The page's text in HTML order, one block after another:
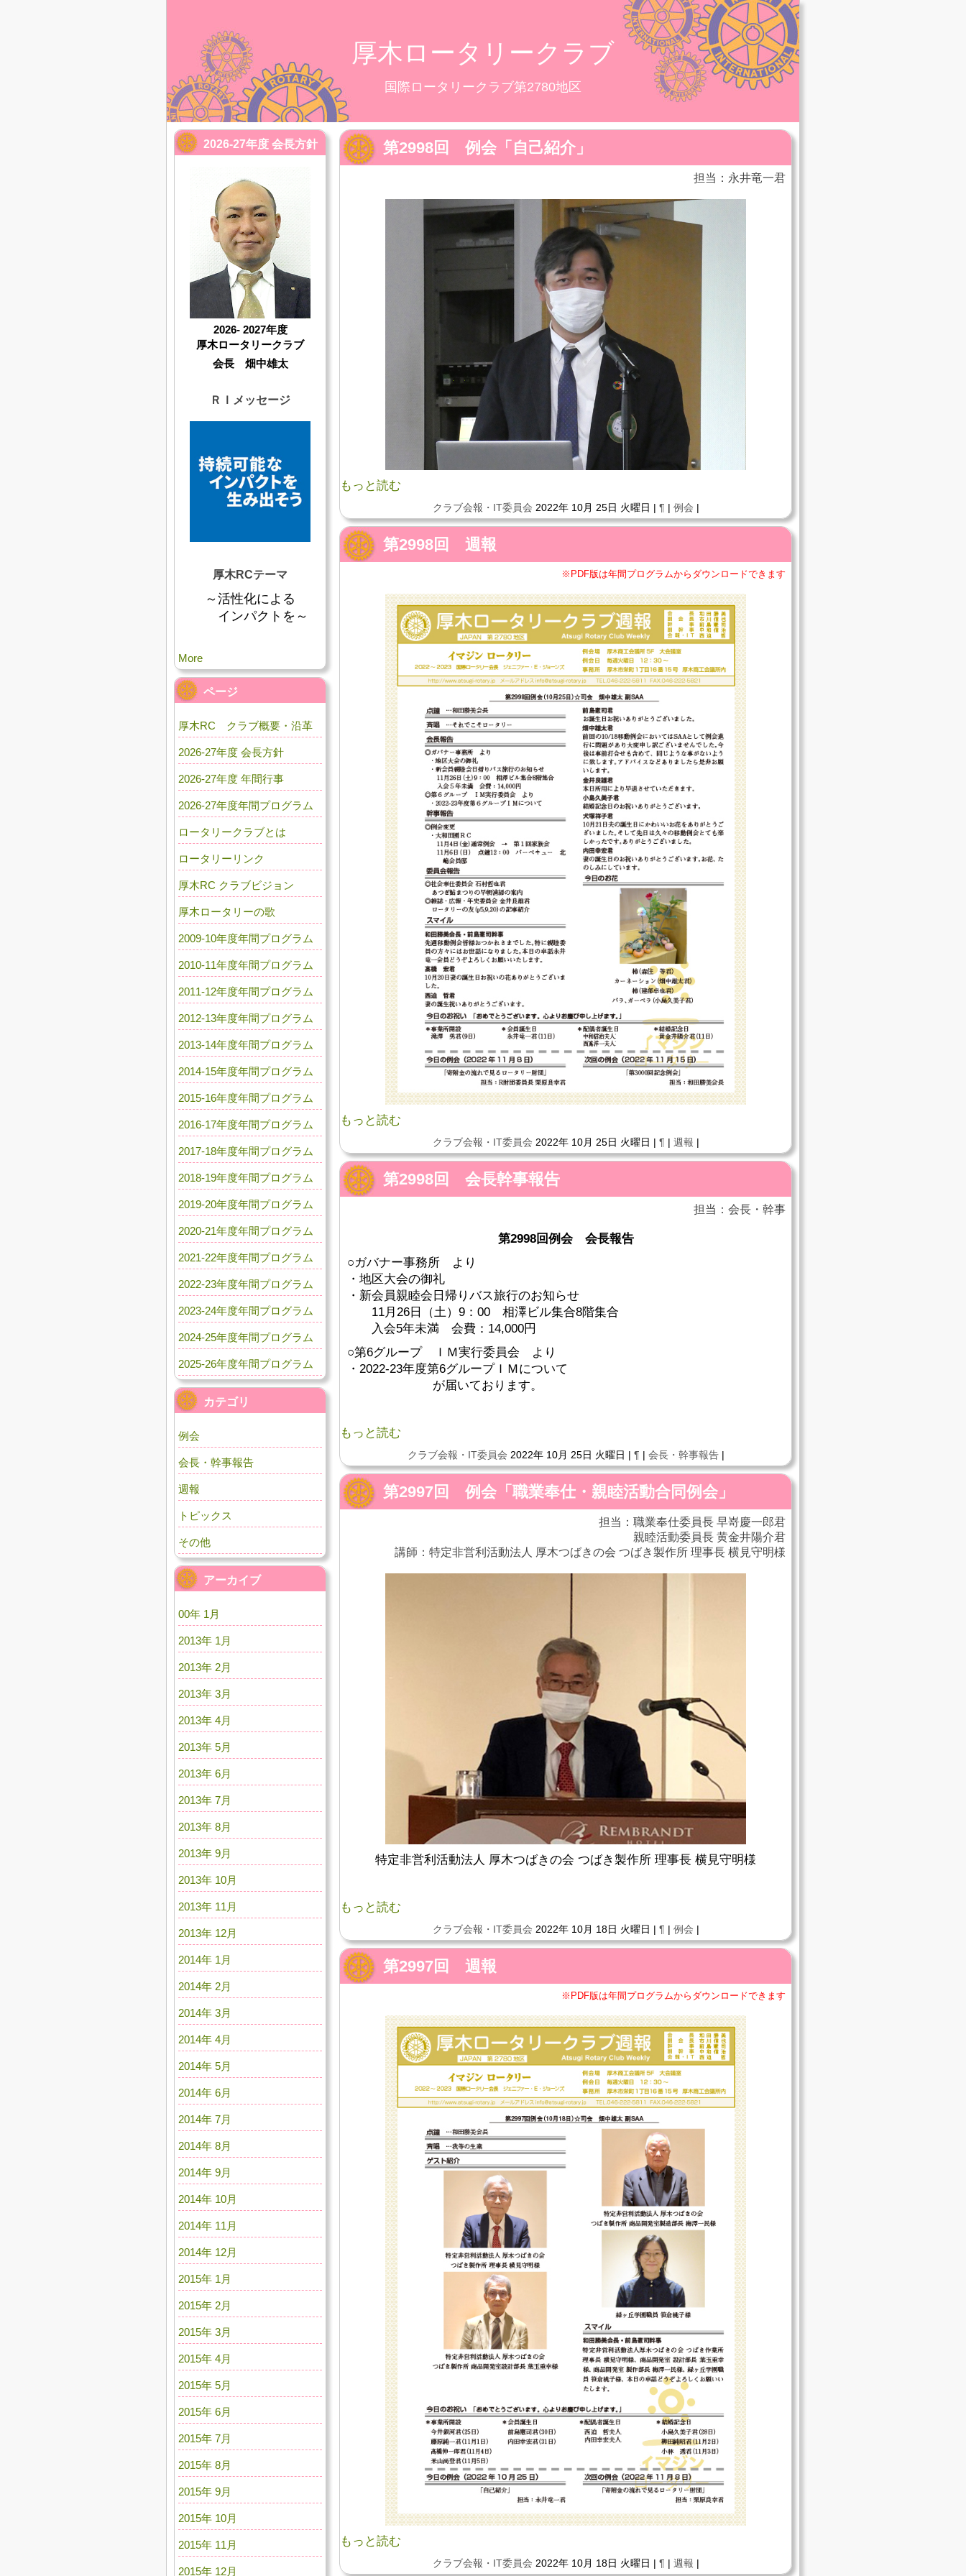
厚木ロータリークラブ
国際ロータリークラブ第2780地区
第2998回 例会「自己紹介」
担当：永井竜一君
もっと読む
クラブ会報・IT委員会 2022年 10月 25日 火曜日 | ¶ | 例会 |
第2998回 週報
※PDF版は年間プログラムからダウンロードできます
もっと読む
クラブ会報・IT委員会 2022年 10月 25日 火曜日 | ¶ | 週報 |
第2998回 会長幹事報告
担当：会長・幹事
第2998回例会 会長報告
○ガバナー事務所 より
・地区大会の御礼
・新会員親睦会日帰りバス旅行のお知らせ
11月26日（土）9：00 相澤ビル集合8階集合
入会5年未満 会費：14,000円
○第6グループ ＩＭ実行委員会 より
・2022-23年度第6グループＩＭについて
が届いております。
もっと読む
クラブ会報・IT委員会 2022年 10月 25日 火曜日 | ¶ | 会長・幹事報告|
第2997回 例会「職業奉仕・親睦活動合同例会」
担当：職業奉仕委員長 早嵜慶一郎君
親睦活動委員長 黄金井陽介君
講師：特定非営利活動法人 厚木つばきの会 つばき製作所 理事長 横見守明様
特定非営利活動法人 厚木つばきの会 つばき製作所 理事長 横見守明様
もっと読む
クラブ会報・IT委員会 2022年 10月 18日 火曜日 | ¶ | 例会 |
第2997回 週報
※PDF版は年間プログラムからダウンロードできます
もっと読む
クラブ会報・IT委員会 2022年 10月 18日 火曜日 | ¶ | 週報 |
2026-27年度 会長方針
2026- 2027年度
厚木ロータリークラブ
会長 畑中雄太
ＲＩメッセージ
厚木RCテーマ
～活性化による
インパクトを～
More
ページ
厚木RC クラブ概要・沿革
2026-27年度 会長方針
2026-27年度 年間行事
2026-27年度年間プログラム
ロータリークラブとは
ロータリーリンク
厚木RC クラブビジョン
厚木ロータリーの歌
2009-10年度年間プログラム
2010-11年度年間プログラム
2011-12年度年間プログラム
2012-13年度年間プログラム
2013-14年度年間プログラム
2014-15年度年間プログラム
2015-16年度年間プログラム
2016-17年度年間プログラム
2017-18年度年間プログラム
2018-19年度年間プログラム
2019-20年度年間プログラム
2020-21年度年間プログラム
2021-22年度年間プログラム
2022-23年度年間プログラム
2023-24年度年間プログラム
2024-25年度年間プログラム
2025-26年度年間プログラム
カテゴリ
例会
会長・幹事報告
週報
トピックス
その他
アーカイブ
00年 1月
2013年 1月
2013年 2月
2013年 3月
2013年 4月
2013年 5月
2013年 6月
2013年 7月
2013年 8月
2013年 9月
2013年 10月
2013年 11月
2013年 12月
2014年 1月
2014年 2月
2014年 3月
2014年 4月
2014年 5月
2014年 6月
2014年 7月
2014年 8月
2014年 9月
2014年 10月
2014年 11月
2014年 12月
2015年 1月
2015年 2月
2015年 3月
2015年 4月
2015年 5月
2015年 6月
2015年 7月
2015年 8月
2015年 9月
2015年 10月
2015年 11月
2015年 12月